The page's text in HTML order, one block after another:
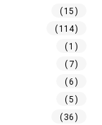
(15)
(114)
(1)
(7)
(6)
(5)
(36)